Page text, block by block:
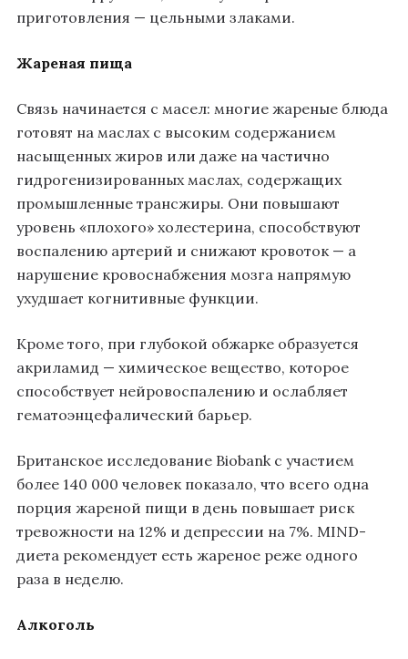
приготовления — цельными злаками.
Жареная пища
Связь начинается с масел: многие жареные блюда
готовят на маслах с высоким содержанием
насыщенных жиров или даже на частично
гидрогенизированных маслах, содержащих
промышленные трансжиры. Они повышают
уровень «плохого» холестерина, способствуют
воспалению артерий и снижают кровоток — а
нарушение кровоснабжения мозга напрямую
ухудшает когнитивные функции.
Кроме того, при глубокой обжарке образуется
акриламид — химическое вещество, которое
способствует нейровоспалению и ослабляет
гематоэнцефалический барьер.
Британское исследование Biobank с участием
более 140 000 человек показало, что всего одна
порция жареной пищи в день повышает риск
тревожности на 12% и депрессии на 7%. MIND-
диета рекомендует есть жареное реже одного
раза в неделю.
Алкоголь